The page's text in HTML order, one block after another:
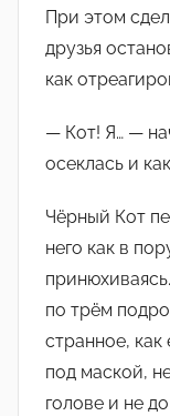
При этом
друзья
как
— Кот! Я… —
осеклась и
Чёрный Кот
него как в
по трём
странное,
под маской,
голове и не